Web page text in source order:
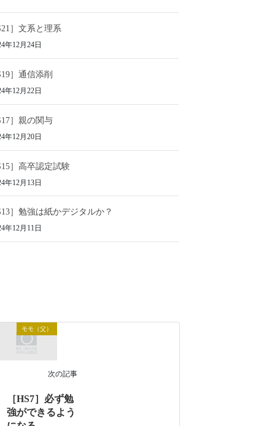
］文系と理系
年12月24日
］通信添削
年12月22日
］親の関与
年12月20日
］高卒認定試験
年12月13日
］勉強は紙かデジタルか？
年12月11日
モモ（父）
次の記事
［HS7］必ず勉
強ができるよう